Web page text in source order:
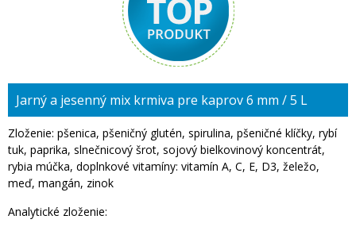
Jarný a jesenný mix krmiva pre kaprov 6 mm / 5 L
Zloženie: pšenica, pšeničný glutén, spirulina, pšeničné klíčky, rybí
tuk, paprika, slnečnicový šrot, sojový bielkovinový koncentrát,
rybia múčka, doplnkové vitamíny: vitamín A, C, E, D3, želežo,
meď, mangán, zinok
Analytické zloženie: